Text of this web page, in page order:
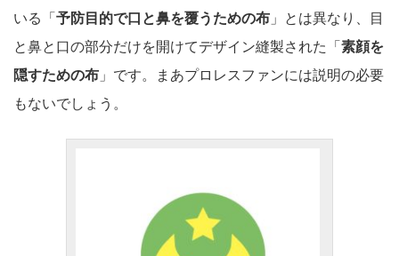
いる「予防目的で口と鼻を覆うための布 」とは異なり、目
と鼻と口の部分だけを開けてデザイン縫製された「素顔を
隠すための布 」です。まあプロレスファンには説明の必要
もないでしょう。